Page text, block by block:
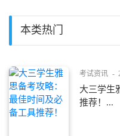
本类热门
考试资讯 -
大三学生
推荐！...